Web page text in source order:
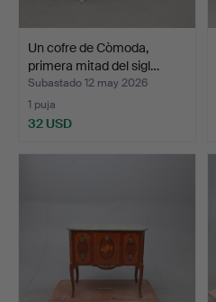
Un cofre de Còmoda,
primera mitad del sigl…
Subastado 12 may 2026
1 puja
32 USD